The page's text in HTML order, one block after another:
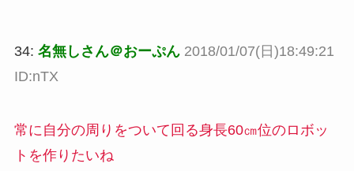
34: 名無しさん＠おーぷん 2018/01/07(日)18:49:21
ID:nTX
常に自分の周りをついて回る身長60㎝位のロボッ
トを作りたいね